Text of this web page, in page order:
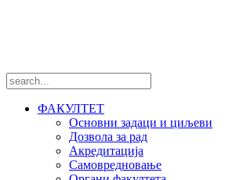
ФАКУЛТЕТ
Основни задаци и циљеви
Дозвола за рад
Акредитација
Самовредновање